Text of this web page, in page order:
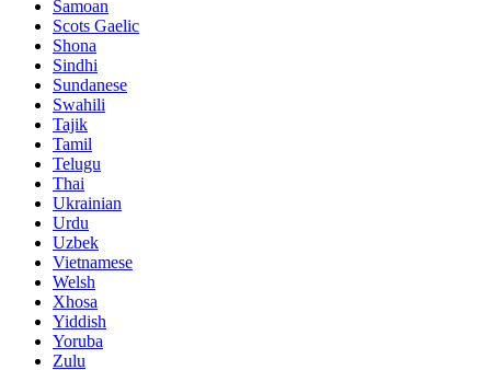
Samoan
Scots Gaelic
Shona
Sindhi
Sundanese
Swahili
Tajik
Tamil
Telugu
Thai
Ukrainian
Urdu
Uzbek
Vietnamese
Welsh
Xhosa
Yiddish
Yoruba
Zulu